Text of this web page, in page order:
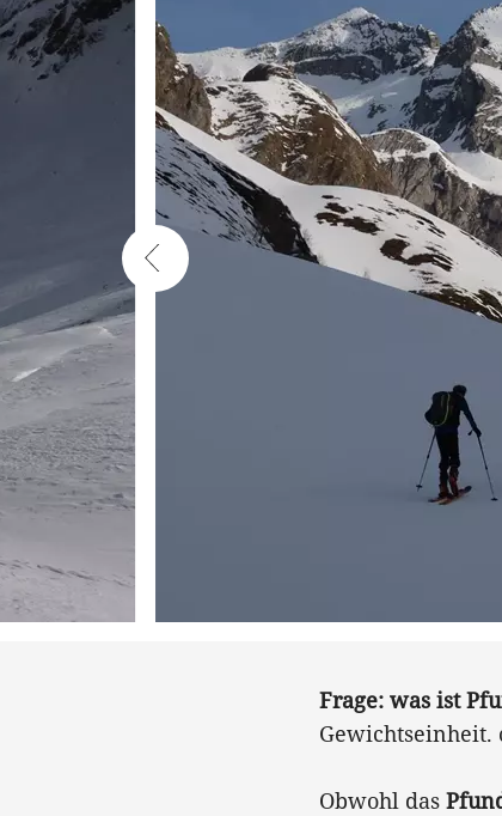
Frage: was ist
Gewichtseinheit.
Obwohl das